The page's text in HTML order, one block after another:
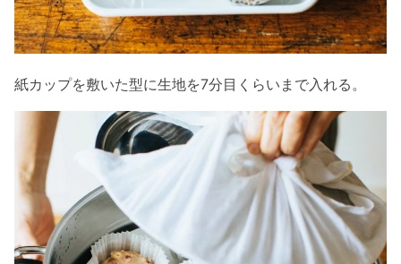
紙カップを敷いた型に生地を7分目くらいまで入れる。